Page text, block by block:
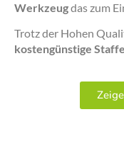
Werkzeugdas zum
Trotz der Hohen
kostengünstige